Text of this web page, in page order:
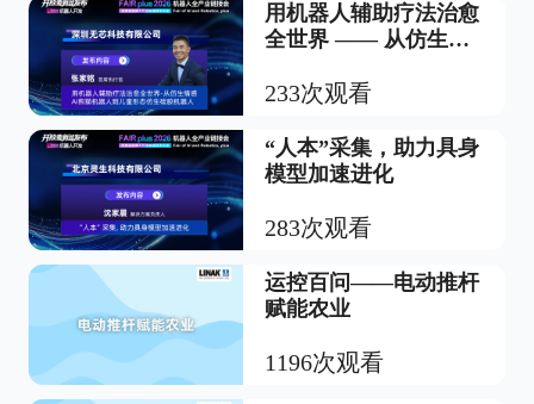
用机器人辅助疗法治愈
全世界 —— 从仿生情
童形态仿生硅胶机器人
233次观看
“人本”采集，助力具身
模型加速进化
283次观看
运控百问——电动推杆
赋能农业
1196次观看